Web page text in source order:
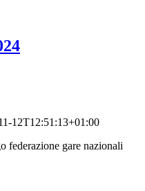
12T12:51:13+01:00